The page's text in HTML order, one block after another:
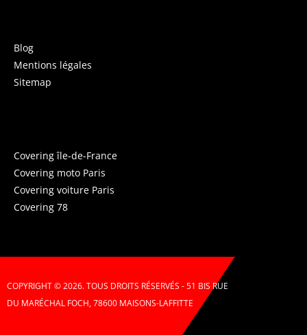
Blog
Mentions légales
Sitemap
Covering île-de-France
Covering moto Paris
Covering voiture Paris
Covering 78
COPYRIGHT © 2026. TOUS DROITS RÉSERVÉS - 51 BIS RUE
DU MARÉCHAL FOCH, 78600 MAISONS-LAFFITTE